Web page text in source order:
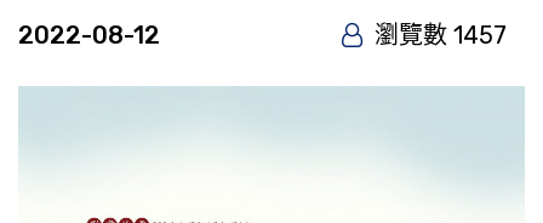
2022-08-12 瀏覽數 1457